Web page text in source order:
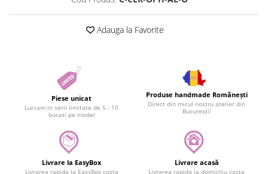
Adauga la Favorite
Piese unicat
Lucram in serii limitate de 5 - 10
bucati pe model
Produse handmade Românești
Direct din micul nostru atelier din
București!
Livrare la EasyBox
Livrarea rapida la EasyBox costa
Livrare acasă
Livrarea rapida la domiciliu costa